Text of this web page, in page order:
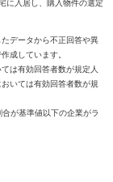
に入居し、購入物件の選定
データから不正回答や異
成しています。
は有効回答者数が規定人
いては有効回答者数が規
が基準値以下の企業がラ